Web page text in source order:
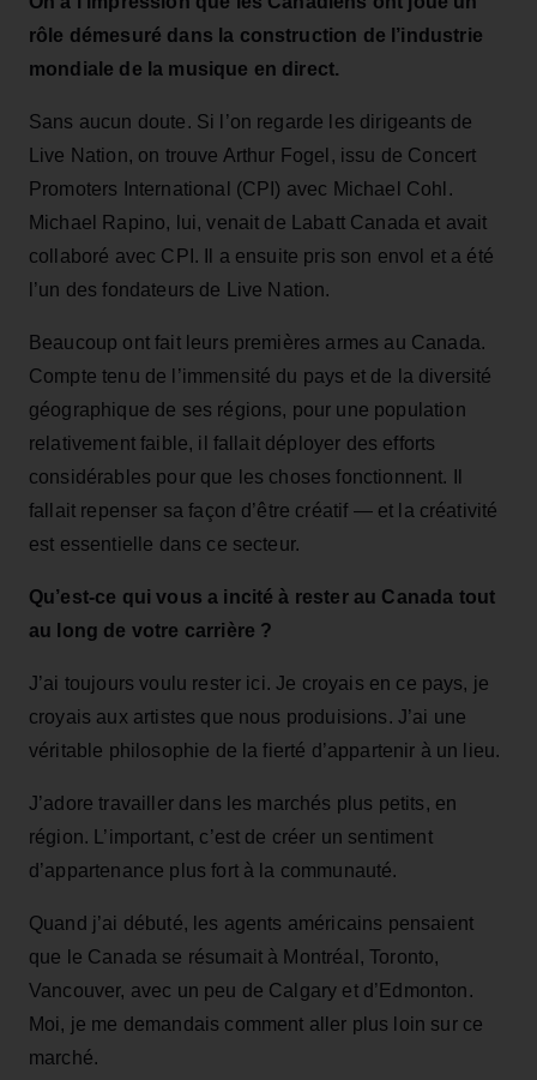
rôle démesuré dans la construction de l’industrie
mondiale de la musique en direct.
Sans aucun doute. Si l’on regarde les dirigeants de
Live Nation, on trouve Arthur Fogel, issu de Concert
Promoters International (CPI) avec Michael Cohl.
Michael Rapino, lui, venait de Labatt Canada et avait
collaboré avec CPI. Il a ensuite pris son envol et a été
l’un des fondateurs de Live Nation.
Beaucoup ont fait leurs premières armes au Canada.
Compte tenu de l’immensité du pays et de la diversité
géographique de ses régions, pour une population
relativement faible, il fallait déployer des efforts
considérables pour que les choses fonctionnent. Il
fallait repenser sa façon d’être créatif — et la créativité
est essentielle dans ce secteur.
Qu’est‑ce qui vous a incité à rester au Canada tout
au long de votre carrière ?
J’ai toujours voulu rester ici. Je croyais en ce pays, je
croyais aux artistes que nous produisions. J’ai une
véritable philosophie de la fierté d’appartenir à un lieu.
J’adore travailler dans les marchés plus petits, en
région. L’important, c’est de créer un sentiment
d’appartenance plus fort à la communauté.
Quand j’ai débuté, les agents américains pensaient
que le Canada se résumait à Montréal, Toronto,
Vancouver, avec un peu de Calgary et d’Edmonton.
Moi, je me demandais comment aller plus loin sur ce
marché.